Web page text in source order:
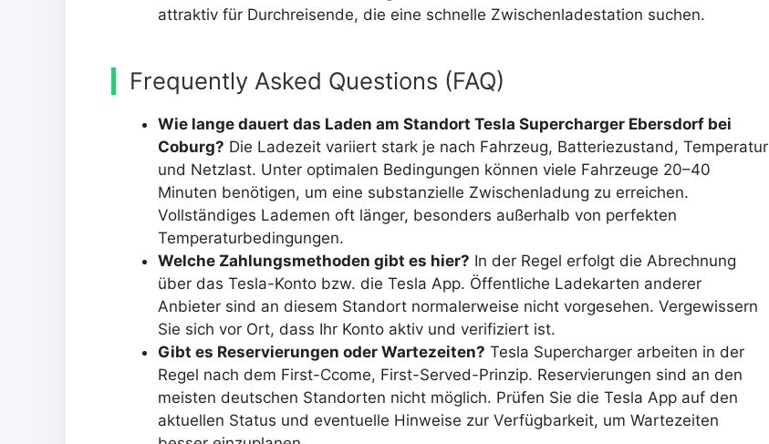
attraktiv für Durchreisende, die eine schnelle Zwischenladestation suchen.
Frequently Asked Questions (FAQ)
Wie lange dauert das Laden am Standort Tesla Supercharger Ebersdorf bei
Coburg? Die Ladezeit variiert stark je nach Fahrzeug, Batteriezustand, Temperatur
und Netzlast. Unter optimalen Bedingungen können viele Fahrzeuge 20–40
Minuten benötigen, um eine substanzielle Zwischenladung zu erreichen.
Vollständiges Lademen oft länger, besonders außerhalb von perfekten
Temperaturbedingungen.
Welche Zahlungsmethoden gibt es hier? In der Regel erfolgt die Abrechnung
über das Tesla-Konto bzw. die Tesla App. Öffentliche Ladekarten anderer
Anbieter sind an diesem Standort normalerweise nicht vorgesehen. Vergewissern
Sie sich vor Ort, dass Ihr Konto aktiv und verifiziert ist.
Gibt es Reservierungen oder Wartezeiten? Tesla Supercharger arbeiten in der
Regel nach dem First-Ccome, First-Served-Prinzip. Reservierungen sind an den
meisten deutschen Standorten nicht möglich. Prüfen Sie die Tesla App auf den
aktuellen Status und eventuelle Hinweise zur Verfügbarkeit, um Wartezeiten